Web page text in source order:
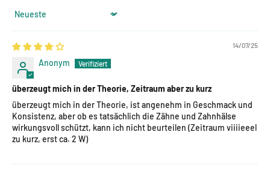
Sort by
14/07/25
Anonym
überzeugt mich in der Theorie, Zeitraum aber zu kurz
überzeugt mich in der Theorie, ist angenehm in Geschmack und
Konsistenz, aber ob es tatsächlich die Zähne und Zahnhälse
wirkungsvoll schützt, kann ich nicht beurteilen (Zeitraum viiiieeel
zu kurz, erst ca. 2 W)